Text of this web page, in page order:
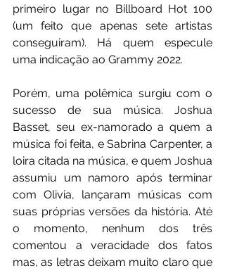
primeiro lugar no Billboard Hot 100
(um feito que apenas sete artistas
conseguiram). Há quem especule
uma indicação ao Grammy 2022.
Porém, uma polêmica surgiu com o
sucesso de sua música. Joshua
Basset, seu ex-namorado a quem a
música foi feita, e Sabrina Carpenter, a
loira citada na música, e quem Joshua
assumiu um namoro após terminar
com Olivia, lançaram músicas com
suas próprias versões da história. Até
o momento, nenhum dos três
comentou a veracidade dos fatos
mas, as letras deixam muito claro que